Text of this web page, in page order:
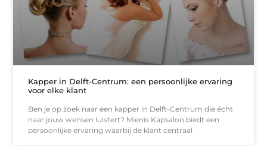
Kapper in Delft-Centrum: een persoonlijke ervaring
voor elke klant
Ben je op zoek naar een kapper in Delft-Centrum die écht
naar jouw wensen luistert? Mienis Kapsalon biedt een
persoonlijke ervaring waarbij de klant centraal